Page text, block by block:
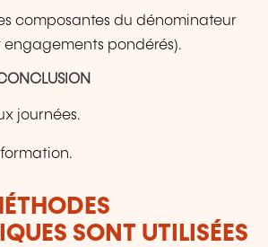
composantes du dénominateur
pondérés).
journées.
SONT UTILISÉES